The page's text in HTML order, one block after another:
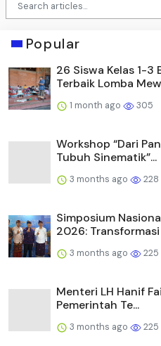
Popular
26 Siswa Kelas 1-3
Terbaik Lomba
1 month ago 305
Workshop “Dari
Tubuh Sinematik”...
3 months ago 228
Simposium
2026: Transformasi
3 months ago 225
Menteri LH Hanif
Pemerintah Te...
3 months ago 225